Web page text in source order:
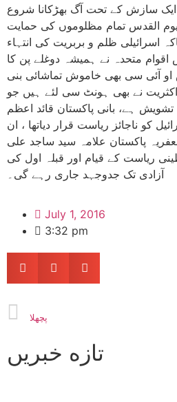
تازه خبریں
ایک سازش کے تحت آگ بھڑکانا شروع
القدس تمام مظلوموں کی حمایت
اسرائیلی ظلم و بربریت کی انتہاء
متحدہ نے ہمیشہ دوغلے پن کا
آئی سی بھی خاموش تماشائی بنی
نے بھی ہونٹ سی لئے ہیں جو
ہے، بانی پاکستان قائد اعظم
کو ناجائز ریاست قرار دیاتھا ، ان
پاکستان علامہ سید ساجد علی
ریاست کے قیام اور قبلہ اول کی
آزادی تک جدوجہد جاری رہے گی۔
July 1, 2016
3:32 pm
پچھلا